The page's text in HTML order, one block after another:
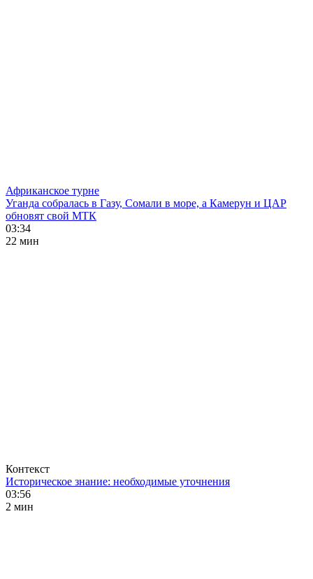
Африканское турне
Уганда собралась в Газу, Сомали в море, а Камерун и ЦАР
обновят свой МТК
03:34
22 мин
Контекст
Историческое знание: необходимые уточнения
03:56
2 мин